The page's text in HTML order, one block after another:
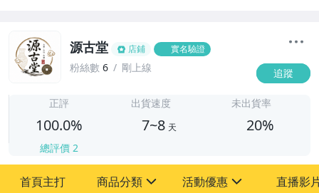
源古堂 店鋪 實名驗證
粉絲數 6 剛上線 追蹤
正評
100.0%
總評價 2
出貨速度
7~8 天
未出貨率
20%
首頁主打 商品分類 活動優惠 直播影